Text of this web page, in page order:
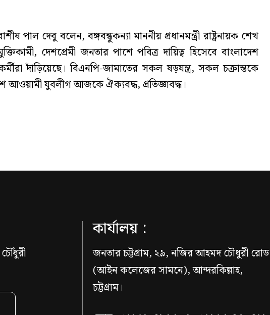
পাল দেবু বলেন, বঙ্গবন্ধুকন্যা মাননীয় প্রধানমন্ত্রী রাষ্ট্রনায়ক শেখ
দেশপ্রেমী জনতার পাশে পবিত্র দায়িত্ব হিসেবে বাংলাদেশ
দাঁড়িয়েছে। বিএনপি-জামাতের সকল ষড়যন্ত্র, সকল চক্রান্তকে
আওয়ামী যুবলীগ আজকে ঐক্যবদ্ধ, প্রতিজ্ঞাবদ্ধ।
কার্যালয় :
জনতার চট্টগ্রাম, ২৯, নজির আহমদ চৌধুরী রোড
(আইন কলেজের সামনে), আন্দরকিল্লাহ,
চট্টগ্রাম।